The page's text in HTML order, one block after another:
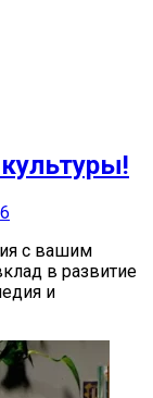
с вашим
в развитие
и